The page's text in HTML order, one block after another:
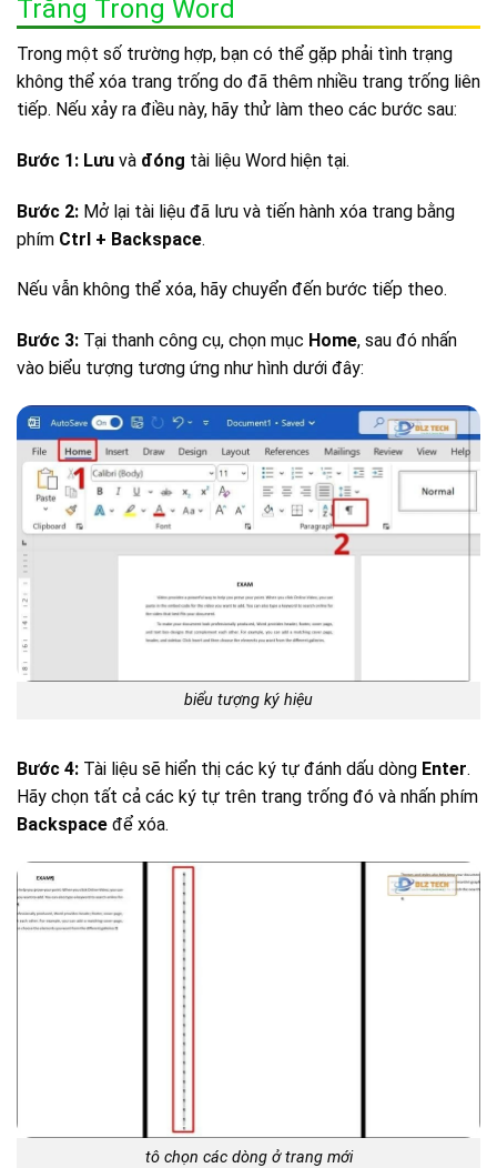
Trắng Trong Word
Trong một số trường hợp, bạn có thể gặp phải tình trạng
không thể xóa trang trống do đã thêm nhiều trang trống liên
tiếp. Nếu xảy ra điều này, hãy thử làm theo các bước sau:
Bước 1: Lưu và đóng tài liệu Word hiện tại.
Bước 2: Mở lại tài liệu đã lưu và tiến hành xóa trang bằng
phím Ctrl + Backspace.
Nếu vẫn không thể xóa, hãy chuyển đến bước tiếp theo.
Bước 3: Tại thanh công cụ, chọn mục Home, sau đó nhấn
vào biểu tượng tương ứng như hình dưới đây:
biểu tượng ký hiệu
Bước 4: Tài liệu sẽ hiển thị các ký tự đánh dấu dòng Enter.
Hãy chọn tất cả các ký tự trên trang trống đó và nhấn phím
Backspace để xóa.
tô chọn các dòng ở trang mới